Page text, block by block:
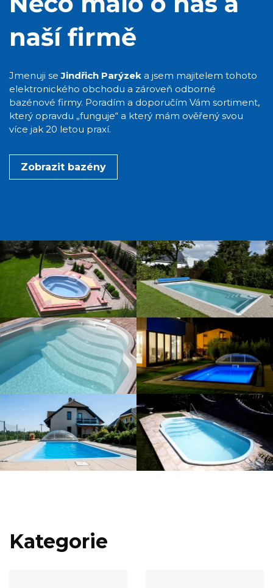
naší firmě
Jmenuji seJindřich Parýzek a jsem majitelem tohoto
elektronického obchodu a zároveň odborné
bazénové firmy. Poradím a doporučím Vám sortiment,
který opravdu „funguje“ a který mám ověřený svou
více jak 20 letou praxí.
Zobrazit bazény
Kategorie